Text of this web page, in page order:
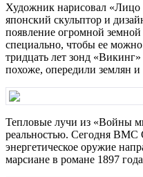
Художник нарисовал
японский скульптор и
появление огромной
специально, чтобы ее
тридцать лет зонд
похоже, опередили землян
Тепловые лучи из «Войны
реальностью. Сегодня
энергетическое оружие
марсиане в романе 1897